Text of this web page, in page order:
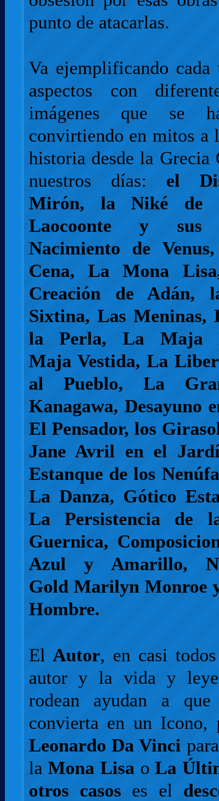
punto de atacarlas.
Va ejemplificando cada
aspectos con
imágenes que se
convirtiendo en mitos a
historia desde la Grecia
nuestros días: el
Mirón, la Niké de
Laocoonte y
Nacimiento de
Cena, La Mona
Creación de Adán,
Sixtina, Las Meninas,
la Perla, La Maja
Maja Vestida, La
al Pueblo, La
Kanagawa, Desayuno
El Pensador, los
Jane Avril en el
Estanque de los
La Danza, Gótico
La Persistencia de
Guernica,
Azul y Amarillo,
Gold Marilyn Monroe
Hombre.
ElAutor, en casi
autor y la vida y
rodean ayudan a
convierta en un Icono,
Leonardo Da Vinci
laMona LisaoLa
otros casos es el